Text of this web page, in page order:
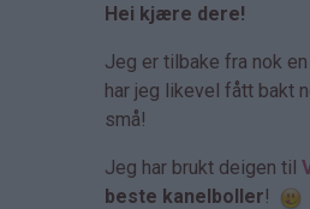
Hei kjære dere!
Jeg er tilbake fra nok
har jeg likevel fått bakt
små!
Jeg har brukt deigen til
beste kanelboller!